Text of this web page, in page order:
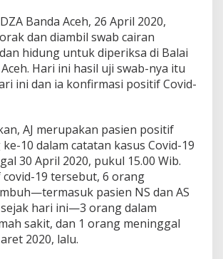
Banda Aceh, 26 April 2020,
dan diambil swab cairan
hidung untuk diperiksa di Balai
Hari ini hasil uji swab-nya itu
ini dan ia konfirmasi positif Covid-
AJ merupakan pasien positif
10 dalam catatan kasus Covid-19
30 April 2020, pukul 15.00 Wib.
19 tersebut, 6 orang
pasien NS dan AS
hari ini—3 orang dalam
sakit, dan 1 orang meninggal
2020, lalu.